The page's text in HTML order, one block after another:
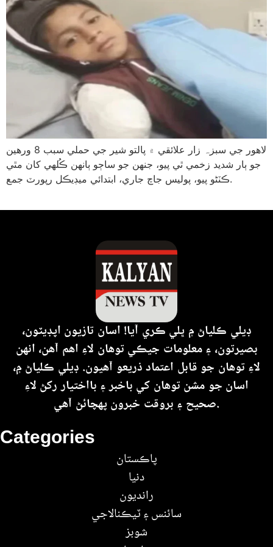
لاهور جي سبزہ زار علائقي ۾ پالتو شير جي حملي سبب 8 ورهين
جو ٻار شديد زخمي ٿي پيو، جنهن جو ساڄو ٻانهن ڪُلهي کان مٿي
ڪٽڻو پيو، پوليس جاچ جاري، ابتدائي ميڊيڪل رپورٽ جمع.
Categories
پاڪستان
دنيا
رانديون
سائنس ۽ ٽيڪنالاجي
شوبز
ڊيلي ڪلياڻ ۾ ڀلي ڪري آيا! اسان تازيون اپڊيٽون،
بصيرتون، ۽ معلومات جيڪي توهان لاءِ اهم آهن، انهن
لاءِ توهان جو قابل اعتماد ذريعو آهيون. ڊيلي ڪلياڻ ۾،
اسان جو مشن توهان کي باخبر ۽ بااختيار رکڻ لاءِ
صحيح ۽ بروقت خبرون پهچائڻ آهي.